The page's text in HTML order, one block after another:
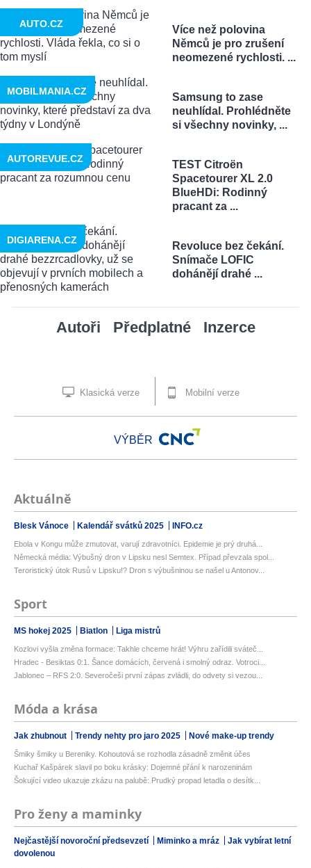
Více než polovina
Němců je pro zrušení
neomezené rychlosti. ...
AUTO.CZ
Samsung to zase
neuhlídal. Prohlédněte
si všechny novinky, ...
MOBILMANIA.CZ
TEST Citroën
Spacetourer XL 2.0
BlueHDi: Rodinný
pracant za ...
AUTOREVUE.CZ
Revoluce bez čekání.
Snímače LOFIC
dohánějí drahé ...
DIGIARENA.CZ
Autoři Předplatné Inzerce
Klasická verze Mobilní verze
VÝBĚR
Aktuálně
Blesk Vánoce Kalendář svátků 2025 INFO.cz
Ebola v Kongu může zmutovat, varují zdravotníci. Epidemie je prý druhá...
Německá média: Výbušný dron v Lipsku nesl Semtex. Případ převzala spol...
Teroristický útok Rusů v Lipsku!? Dron s výbušninou se našel u Antonov...
Sport
MS hokej 2025 Biatlon Liga mistrů
Kozlovi vyšla změna formace: Takhle chceme hrát! Výhru zařídili sváteč...
Hradec - Besiktas 0:1. Šance domácích, červená i smolný odraz. Votroci...
Jablonec – RFS 2:0. Severočeši první zápas zvládli, do odvety si vezou...
Móda a krása
Jak zhubnout Trendy nehty pro jaro 2025 Nové make-up trendy
Šmiky šmiky u Bereniky. Kohoutová se rozhodla zásadně změnit účes
Kuchař Kašpárek slavil po boku krásky: Dojemné přání k narozeninám
Šokující video ukazuje zkázu na palubě: Prudký propad letadla o desítk...
Pro ženy a maminky
Nejčastější novoroční předsevzetí Miminko a mráz
Jak vybírat letní
dovolenou